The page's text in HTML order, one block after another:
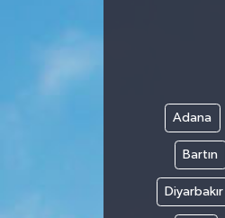
Adana
Bartın
Diyarbakır